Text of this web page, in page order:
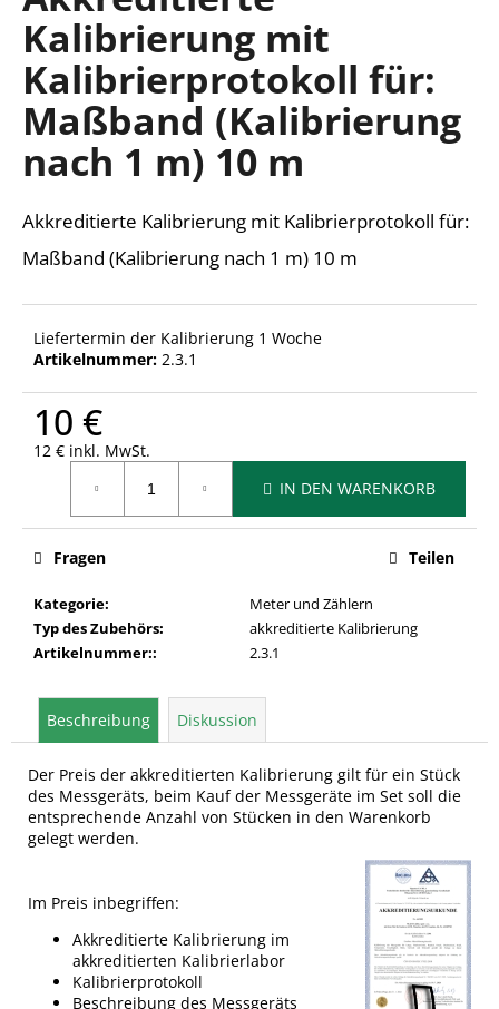
0,0
von
5
Sternen.
Kalibrierung mit
Kalibrierprotokoll für:
Maßband (Kalibrierung
nach 1 m) 10 m
Akkreditierte Kalibrierung mit Kalibrierprotokoll für:
Maßband (Kalibrierung nach 1 m) 10 m
Liefertermin der Kalibrierung 1 Woche
Artikelnummer: 2.3.1
10 €
12 € inkl. MwSt.
IN DEN WARENKORB
Kategorie:
Meter und Zählern
Typ des Zubehörs:
akkreditierte Kalibrierung
Artikelnummer:: 2.3.1
Fragen Teilen
Beschreibung Diskussion
Der Preis der akkreditierten Kalibrierung gilt für ein Stück
des Messgeräts, beim Kauf der Messgeräte im Set soll die
entsprechende Anzahl von Stücken in den Warenkorb
gelegt werden.
Im Preis inbegriffen:
Akkreditierte Kalibrierung im
akkreditierten Kalibrierlabor
Kalibrierprotokoll
Beschreibung des Messgeräts
SUCHEN
W
r
e
p
e
l
n